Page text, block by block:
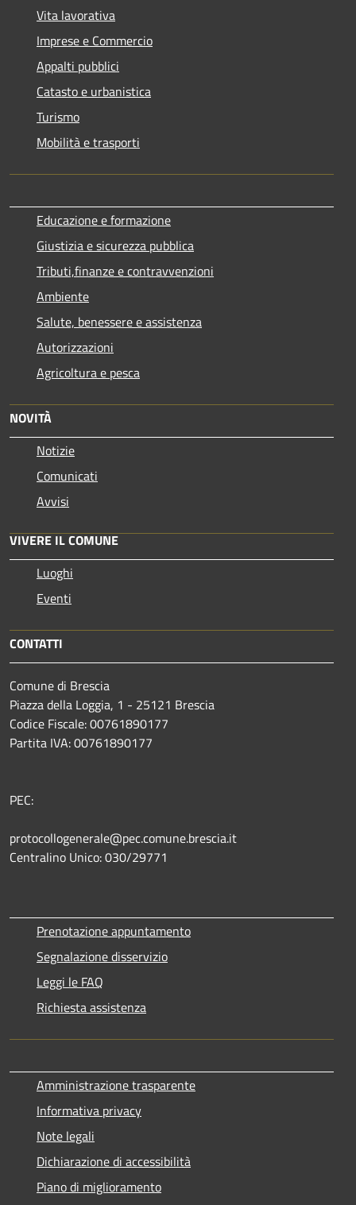
Vita lavorativa
Imprese e Commercio
Appalti pubblici
Catasto e urbanistica
Turismo
Mobilità e trasporti
Educazione e formazione
Giustizia e sicurezza pubblica
Tributi,finanze e contravvenzioni
Ambiente
Salute, benessere e assistenza
Autorizzazioni
Agricoltura e pesca
NOVITÀ
Notizie
Comunicati
Avvisi
VIVERE IL COMUNE
Luoghi
Eventi
CONTATTI
Comune di Brescia
Piazza della Loggia, 1 - 25121 Brescia
Codice Fiscale: 00761890177
Partita IVA: 00761890177
PEC:
protocollogenerale@pec.comune.brescia.it
Centralino Unico: 030/29771
Prenotazione appuntamento
Segnalazione disservizio
Leggi le FAQ
Richiesta assistenza
Amministrazione trasparente
Informativa privacy
Note legali
Dichiarazione di accessibilità
Piano di miglioramento